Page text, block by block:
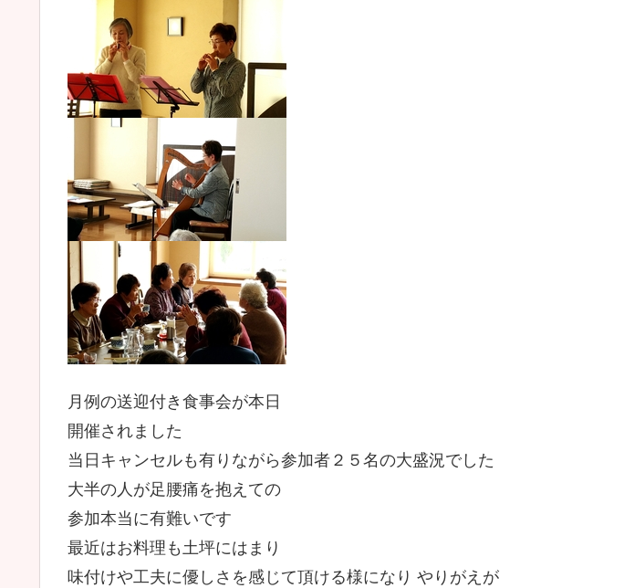
月例の送迎付き食事会が本日
開催されました
当日キャンセルも有りながら参加者２５名の大盛況でした
大半の人が足腰痛を抱えての
参加本当に有難いです
最近はお料理も土坪にはまり
味付けや工夫に優しさを感じて頂ける様になり やりがえが